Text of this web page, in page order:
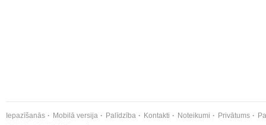
Iepazīšanās Mobilā versija Palīdzība Kontakti Noteikumi Privātums